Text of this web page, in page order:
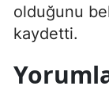
olduğunu
kaydetti.